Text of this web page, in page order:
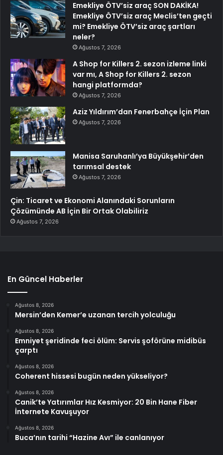
Emekliye ÖTV’siz araç SON DAKİKA!
Emekliye ÖTV’siz araç Meclis’ten geçti
mi? Emekliye ÖTV’siz araç şartları
neler?
Ağustos 7, 2026
A Shop for Killers 2. sezon izleme linki
var mı, A Shop for Killers 2. sezon
hangi platformda?
Ağustos 7, 2026
Aziz Yıldırım’dan Fenerbahçe İçin Plan
Ağustos 7, 2026
Manisa Saruhanlı’ya Büyükşehir’den
tarımsal destek
Ağustos 7, 2026
Çin: Ticaret ve Ekonomi Alanındaki Sorunların
Çözümünde AB İçin Bir Ortak Olabiliriz
Ağustos 7, 2026
En Güncel Haberler
Ağustos 8, 2026
Mersin’den Kemer’e uzanan tercih yolculuğu
Ağustos 8, 2026
Emniyet şeridinde feci ölüm: Servis şoförüne midibüs
çarptı
Ağustos 8, 2026
Coherent hissesi bugün neden yükseliyor?
Ağustos 8, 2026
Canik’te Yatırımlar Hız Kesmiyor: 20 Bin Hane Fiber
İnternete Kavuşuyor
Ağustos 8, 2026
Buca’nın tarihi “Hazine Avı” ile canlanıyor